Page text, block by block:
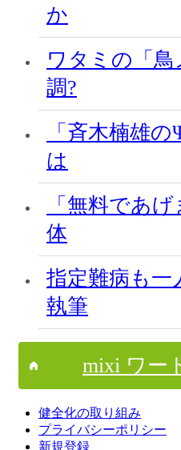
か
ワタミの「
調?
「斉木楠雄
は
「無料であ
体
指定難病も一
執筆
mixi ワー
健全化の取り組み
プライバシーポリシー
新規登録